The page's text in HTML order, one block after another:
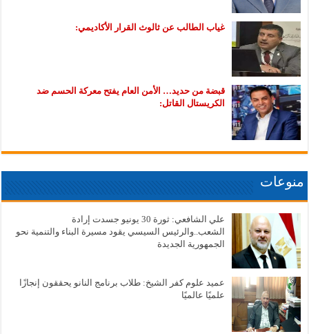
غياب الطالب عن ثالوث القرار الأكاديمي:
قبضة من حديد… الأمن العام يفتح معركة الحسم ضد
الكريستال القاتل:
منوعات
علي الشافعي: ثورة 30 يونيو جسدت إرادة
الشعب..والرئيس السيسي يقود مسيرة البناء والتنمية نحو
الجمهورية الجديدة
عميد علوم كفر الشيخ: طلاب برنامج النانو يحققون إنجازًا
علميًا عالميًا